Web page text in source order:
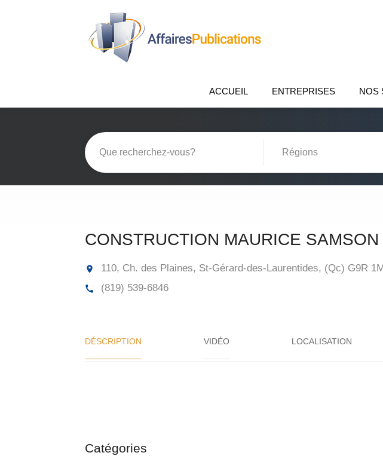
ACCUEIL ENTREPRISES NOS
CONSTRUCTION MAURICE SAMSON
110, Ch. des Plaines, St-Gérard-des-Laurentides, (Qc) G9R
(819) 539-6846
DÉSCRIPTION VIDÉO
Catégories